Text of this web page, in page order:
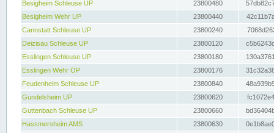
Besigheim Schleuse UP
23800480
Besigheim Wehr UP
23800440
Cannstatt Schleuse UP
23800240
Deizisau Schleuse UP
23800120
Esslingen Schleuse UP
23800180
Esslingen Wehr OP
23800176
Feudenheim Schleuse UP
23800840
Gundelsheim UP
23800620
Guttenbach Schleuse UP
23800660
Hassmersheim AMS
23800630